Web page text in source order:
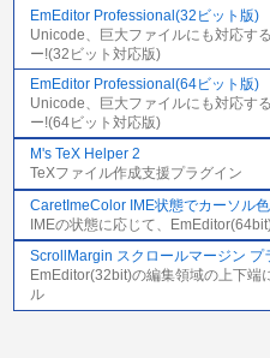
EmEditor Professional(32ビット版)
Unicode、巨大ファイルにも対応す
ー!(32ビット対応版)
EmEditor Professional(64ビット版)
Unicode、巨大ファイルにも対応す
ー!(64ビット対応版)
M's TeX Helper 2
TeXファイル作成支援プラグイン
CaretImeColor IME状態でカーソル
IMEの状態に応じて、
ScrollMargin スクロールマージン プ
EmEditor(32bit)の編集領域の上下端
ル